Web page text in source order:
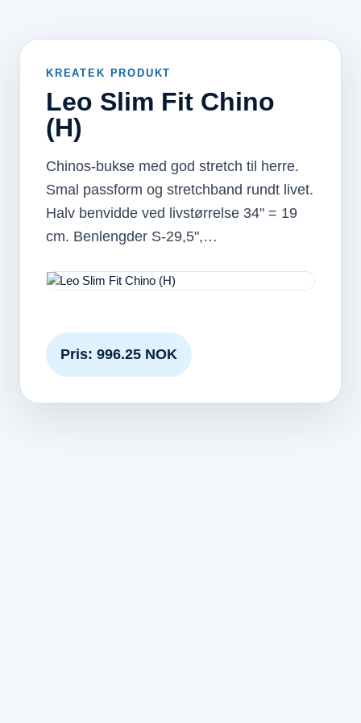
KREATEK PRODUKT
Leo Slim Fit Chino
(H)
Chinos-bukse med god stretch til herre.
Smal passform og stretchband rundt livet.
Halv benvidde ved livstørrelse 34" = 19
cm. Benlengder S-29,5",…
Pris: 996.25 NOK